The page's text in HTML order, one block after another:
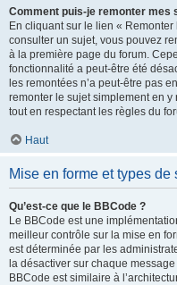
Comment puis-je remonter mes
En cliquant sur le lien «
consulter un sujet, vous pouvez
à la première page du forum.
fonctionnalité a peut-être été
les remontées n’a peut-être pas
remonter le sujet simplement en
tout en respectant les règles du
Haut
Mise en forme et types de
Qu’est-ce que le BBCode ?
Le BBCode est une
meilleur contrôle sur la mise en
est déterminée par les
la désactiver sur chaque
BBCode est similaire à